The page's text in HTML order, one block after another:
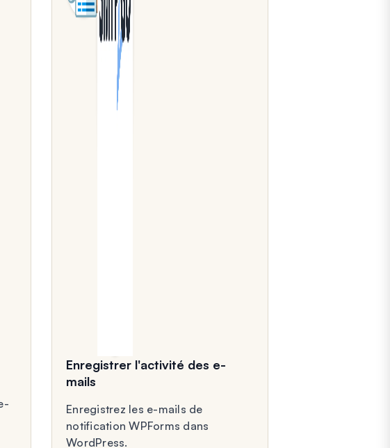
Enregistrer l'activité des e-
mails
Enregistrez les e-mails de
notification WPForms dans
WordPress.